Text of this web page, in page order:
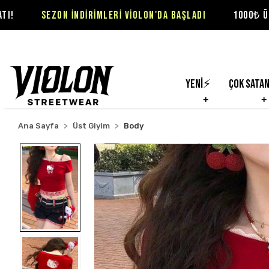
İNDİRİMLERİ VİOLON'DA BAŞLADI 1000₺ ÜZERİ
Yeni⚡ Çok
Ana Sayfa Üst Giyim Body